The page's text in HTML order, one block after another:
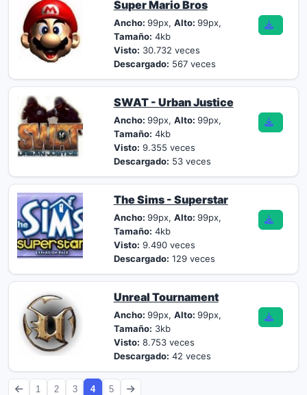
Super Mario Bros
Ancho: 99px, Alto: 99px,
Tamaño: 4kb
Visto: 30.732 veces
Descargado: 567 veces
SWAT - Urban Justice
Ancho: 99px, Alto: 99px,
Tamaño: 4kb
Visto: 9.355 veces
Descargado: 53 veces
The Sims - Superstar
Ancho: 99px, Alto: 99px,
Tamaño: 4kb
Visto: 9.490 veces
Descargado: 129 veces
Unreal Tournament
Ancho: 99px, Alto: 99px,
Tamaño: 3kb
Visto: 8.753 veces
Descargado: 42 veces
1 2 3 4 5